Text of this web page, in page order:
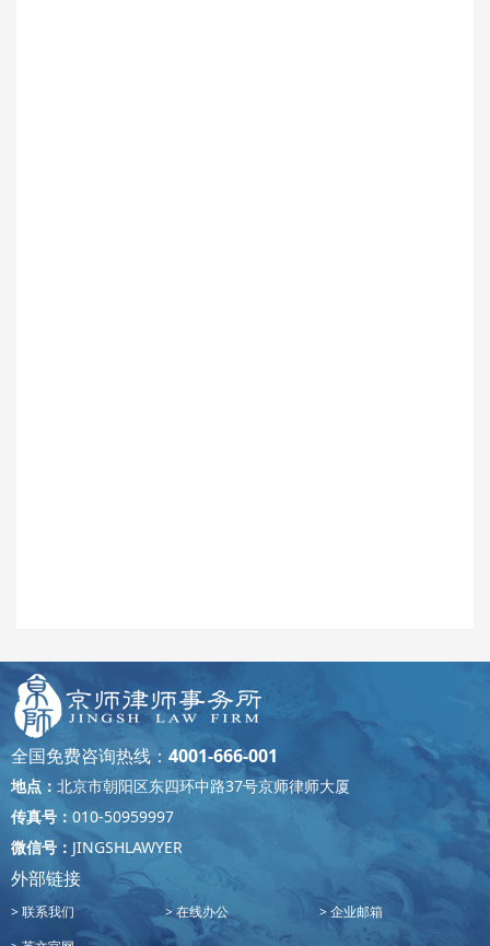
全国免费咨询热线： 4001-666-001
地点： 北京市朝阳区东四环中路37号京师律师大厦
传真号： 010-50959997
微信号： JINGSHLAWYER
外部链接
联系我们 在线办公
企业邮箱